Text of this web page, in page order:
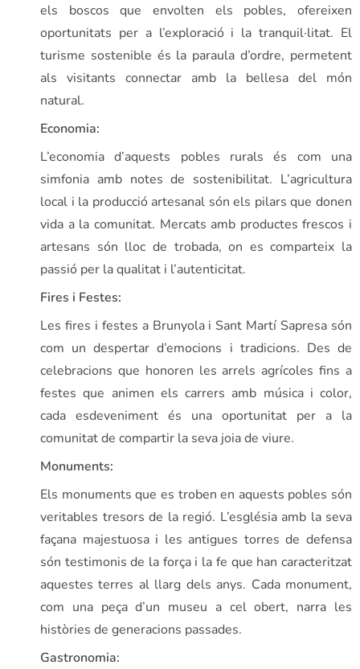
els boscos que envolten els pobles, ofereixen
oportunitats per a l’exploració i la tranquil·litat. El
turisme sostenible és la paraula d’ordre, permetent
als visitants connectar amb la bellesa del món
natural.
Economia:
L’economia d’aquests pobles rurals és com una
simfonia amb notes de sostenibilitat. L’agricultura
local i la producció artesanal són els pilars que donen
vida a la comunitat. Mercats amb productes frescos i
artesans són lloc de trobada, on es comparteix la
passió per la qualitat i l’autenticitat.
Fires i Festes:
Les fires i festes a Brunyola i Sant Martí Sapresa són
com un despertar d’emocions i tradicions. Des de
celebracions que honoren les arrels agrícoles fins a
festes que animen els carrers amb música i color,
cada esdeveniment és una oportunitat per a la
comunitat de compartir la seva joia de viure.
Monuments:
Els monuments que es troben en aquests pobles són
veritables tresors de la regió. L’església amb la seva
façana majestuosa i les antigues torres de defensa
són testimonis de la força i la fe que han caracteritzat
aquestes terres al llarg dels anys. Cada monument,
com una peça d’un museu a cel obert, narra les
històries de generacions passades.
Gastronomia: